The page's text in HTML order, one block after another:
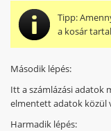
Tipp:
a kosár
Második lépés:
Itt a számlázási adatok
elmentett adatok közül
Harmadik lépés: